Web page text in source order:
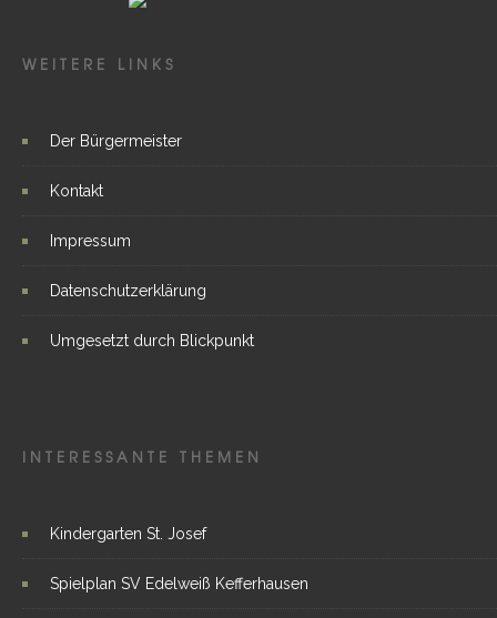
WEITERE LINKS
Der Bürgermeister
Kontakt
Impressum
Datenschutzerklärung
Umgesetzt durch Blickpunkt
INTERESSANTE THEMEN
Kindergarten St. Josef
Spielplan SV Edelweiß Kefferhausen